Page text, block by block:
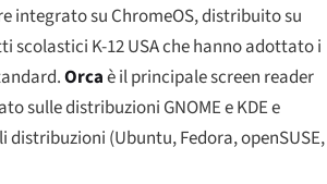
integrato su ChromeOS, distribuito su
scolastici K-12 USA che hanno adottato i
Orcaè il principale screen reader
sulle distribuzioni GNOME e KDE e
distribuzioni (Ubuntu, Fedora, openSUSE,